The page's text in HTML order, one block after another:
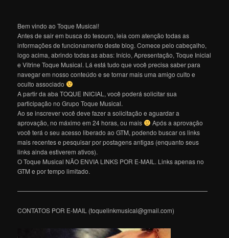
Bem vindo ao Toque Musical!
Antes de sair em busca do tesouro, leia com atenção todas as
informações de funcionamento deste blog. Comece pelo cabeçalho,
logo acima, abrindo todas as abas: Início, Apresentação, Toque Inicial
e Vitrine Toque Musical. Lá está tudo que você precisa saber para
navegar em nosso conteúdo e se tornar mais uma amigo culto e
oculto associado
A partir da aba TOQUE INICIAL, você poderá solicitar sua
participação no Grupo Toque Musical.
Ao se inscrever você deve fazer a solicitação e aguardar a
aprovação, no máximo em 24 horas, ou mais
Após a aprovação
você terá o seu acesso liberado ao GTM, podendo buscar os links
mais recentes e pesquisar por postagens antigas (enquanto seus
links ainda estiverem ativos).
O Toque Musical NÃO ENVIA LINKS POR E-MAIL. Links apenas no
GTM e por tempo limitado.
———————————————————————————————
CONTATOS POR E-MAIL (toquelinkmusical@gmail.com)